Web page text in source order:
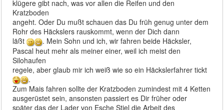
klügere gibt nach, was vor allen die Reifen und den
Kratzboden
angeht. Oder Du mußt schauen das Du früh genug unter dem
Rohr des Häckslers rauskommt, wenn der Dich dann
läßt
. Mein Sohn und ich, wir fahren beide Häcksler,
Pascal heut mehr als meiner einer, weil ich meist den
Silohaufen
regele, aber glaub mir ich weiß wie so ein Häckslerfahrer tickt
.
Zum Mais fahren sollte der Kratzboden zumindest mit 4 Ketten
ausgerüstet sein, ansonsten passiert es Dir früher oder
später das der Lader von Esche Stiel die Arbeit des